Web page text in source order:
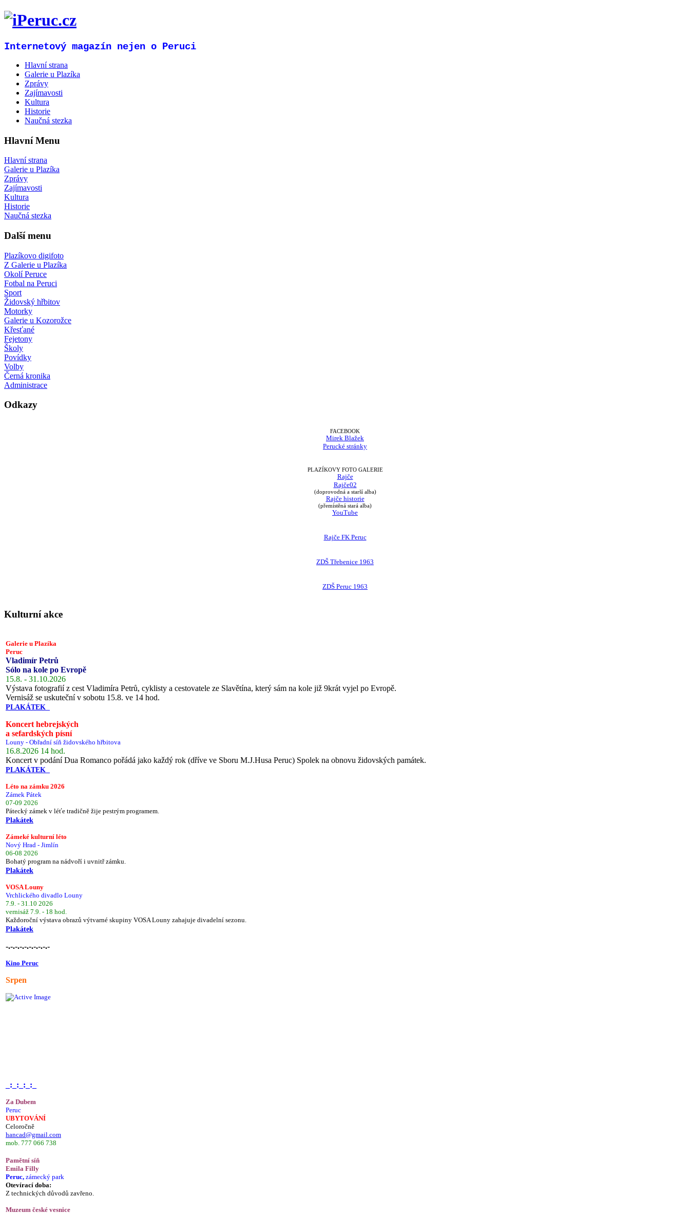
Internetový magazín nejen o Peruci
Hlavní strana
Galerie u Plazíka
Zprávy
Zajímavosti
Kultura
Historie
Naučná stezka
Hlavní Menu
Hlavní strana
Galerie u Plazíka
Zprávy
Zajímavosti
Kultura
Historie
Naučná stezka
Další menu
Plazíkovo digifoto
Z Galerie u Plazíka
Okolí Peruce
Fotbal na Peruci
Sport
Židovský hřbitov
Motorky
Galerie u Kozorožce
Křesťané
Fejetony
Školy
Povídky
Volby
Černá kronika
Administrace
Odkazy
FACEBOOK
Mirek Blažek
Perucké stránky
PLAZÍKOVY FOTO GALERIE
Rajče
Rajče02
(doprovodná a starší alba)
Rajče historie
(přemístěná stará alba)
YouTube
Rajče FK Peruc
ZDŠ Třebenice 1963
ZDŠ Peruc 1963
Kulturní akce
Galerie u Plazíka
Peruc
Vladimír Petrů
Sólo na kole po Evropě
15.8. - 31.10.2026
Výstava fotografií z cest Vladimíra Petrů, cyklisty a cestovatele ze Slavětína, který sám na kole již 9krát vyjel po Evropě.
Vernisáž se uskuteční v sobotu 15.8. ve 14 hod.
PLAKÁTEK
Koncert hebrejských
a sefardských písní
Louny - Obřadní síň židovského hřbitova
16.8.2026 14 hod.
Koncert v podání Dua Romanco pořádá jako každý rok (dříve ve Sboru M.J.Husa Peruc) Spolek na obnovu židovských památek.
PLAKÁTEK
Léto na zámku 2026
Zámek Pátek
07-09 2026
Pátecký zámek v léťe tradičně žije pestrým programem.
Plakátek
Zámeké kulturní léto
Nový Hrad - Jimlín
06-08 2026
Bohatý program na nádvoří i uvnitř zámku.
Plakátek
VOSA Louny
Vrchlického divadlo Louny
7.9. - 31.10 2026
vernisáž 7.9. - 18 hod.
Každoroční výstava obrazů výtvarné skupiny VOSA Louny zahajuje divadelní sezonu.
Plakátek
-.-.-.-.-.-.-.-.-.-
Kino Peruc
Srpen
_:_:_:_:_
Za Dubem
Peruc
UBYTOVÁNÍ
Celoročně
hancad@gmail.com
mob. 777 066 738
Pamětní síň
Emila Filly
Peruc, zámecký park
Otevírací doba:
Z technických důvodů zavřeno.
Muzeum české vesnice